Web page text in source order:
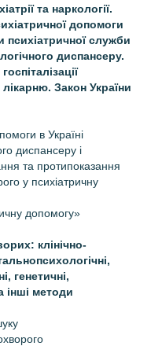
та наркології.
допомоги
психіатричної служби
диспансеру.
Закон України
в Україні
диспансеру і
та протипоказання
у психіатричну
допомогу»
клінічно­
генетичні,
інші методи